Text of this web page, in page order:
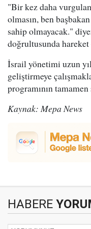
"Bir kez daha
olmasın, ben
sahip olmayacak."
doğrultusunda
İsrail yönetimi uzun
geliştirmeye
programının
Kaynak: Mepa News
HABERE